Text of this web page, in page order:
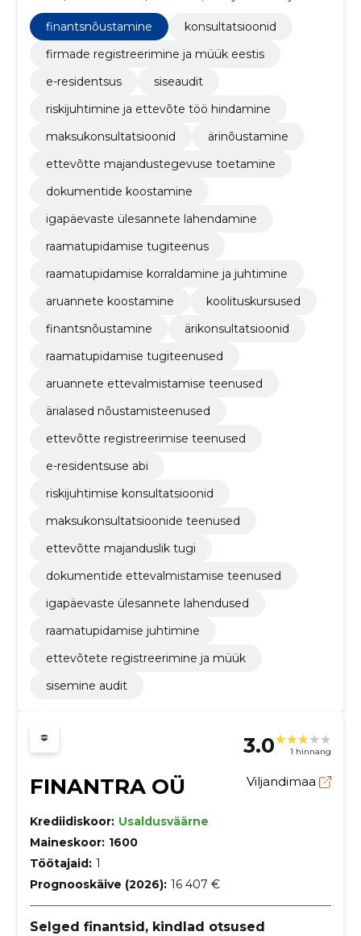
ettevõte töö hindamine, maksukonsultatsioonid,
finantsnõustamine, ärinõustamine, Ettevõtte
majandustegevuse toetamine, Dokumentide
koostamine
finantsnõustamine
konsultatsioonid
firmade registreerimine ja müük eestis
e-residentsus
siseaudit
riskijuhtimine ja ettevõte töö hindamine
maksukonsultatsioonid
ärinõustamine
ettevõtte majandustegevuse toetamine
dokumentide koostamine
igapäevaste ülesannete lahendamine
raamatupidamise tugiteenus
raamatupidamise korraldamine ja juhtimine
aruannete koostamine
koolituskursused
finantsnõustamine
ärikonsultatsioonid
raamatupidamise tugiteenused
aruannete ettevalmistamise teenused
ärialased nõustamisteenused
ettevõtte registreerimise teenused
e-residentsuse abi
riskijuhtimise konsultatsioonid
maksukonsultatsioonide teenused
ettevõtte majanduslik tugi
dokumentide ettevalmistamise teenused
igapäevaste ülesannete lahendused
raamatupidamise juhtimine
ettevõtete registreerimine ja müük
sisemine audit
3.0 1 hinnang
FINANTRA OÜ Viljandimaa
Krediidiskoor: Usaldusväärne
Maineskoor: 1600
Töötajaid: 1
Prognooskäive (2026): 16 407 €
Selged finantsid, kindlad otsused